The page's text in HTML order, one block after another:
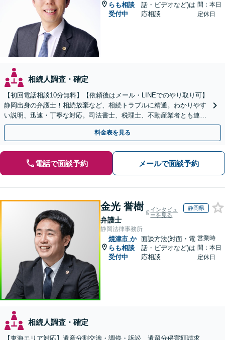
らも相談
受付中
話・ビデオなど)は
応相談
間：本日
定休日
相続人調査・確定
【初回電話相談10分無料】【依頼後はメール・LINEでのやり取り可】
静岡出身の弁護士！相続放棄など、相続トラブルに精通。わかりやす
い説明、迅速・丁寧な対応。司法書士、税理士、不動産業者とも連携
し、遺産相続をトータルサポート【完全個室相談】
料金表を見る
電話で面談予約 メールで面談予約
金光 誉樹
弁護士
インタビュ
ーを見る
静岡県
静岡法律事務所
焼津市 か
らも相談
受付中
面談方法(対面・電
話・ビデオなど)は
応相談
営業時
間：本日
定休日
相続人調査・確定
【東海エリア対応】遺産分割交渉・調停・訴訟、遺留分侵害額請求、